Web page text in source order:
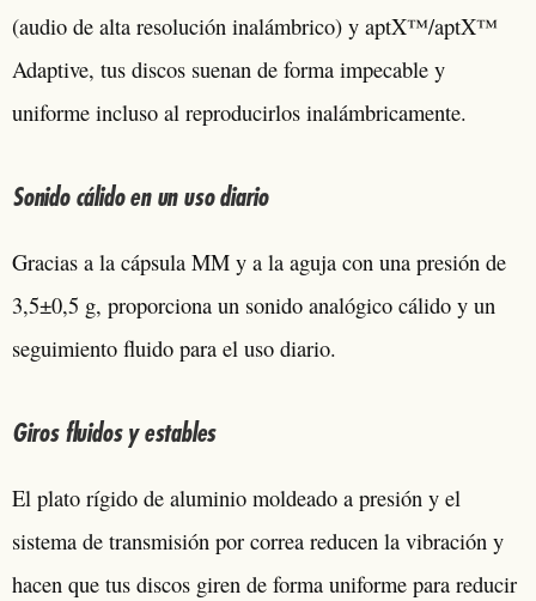
(audio de alta resolución inalámbrico) y aptX™/aptX™
Adaptive, tus discos suenan de forma impecable y
uniforme incluso al reproducirlos inalámbricamente.
Sonido cálido en un uso diario
Gracias a la cápsula MM y a la aguja con una presión de
3,5±0,5 g, proporciona un sonido analógico cálido y un
seguimiento fluido para el uso diario.
Giros fluidos y estables
El plato rígido de aluminio moldeado a presión y el
sistema de transmisión por correa reducen la vibración y
hacen que tus discos giren de forma uniforme para reducir